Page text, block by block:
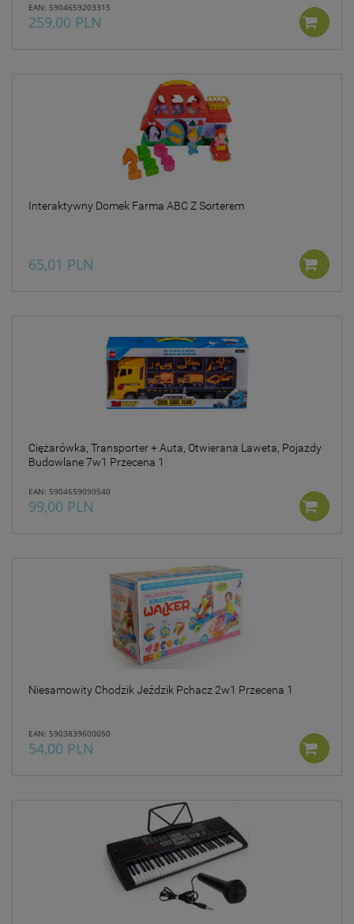
EAN: 5904659203315
259,00 PLN
Interaktywny Domek Farma ABC Z Sorterem
65,01 PLN
Ciężarówka, Transporter + Auta, Otwierana Laweta, Pojazdy
Budowlane 7w1 Przecena 1
EAN: 5904659090540
99,00 PLN
Niesamowity Chodzik Jeździk Pchacz 2w1 Przecena 1
EAN: 5903839600050
54,00 PLN